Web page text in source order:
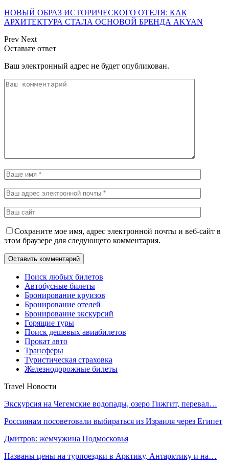
НОВЫЙ ОБРАЗ ИСТОРИЧЕСКОГО ОТЕЛЯ: КАК
АРХИТЕКТУРА СТАЛА ОСНОВОЙ БРЕНДА AKYAN
Prev Next
Оставьте ответ
Ваш электронный адрес не будет опубликован.
Сохраните мое имя, адрес электронной почты и веб-сайт в
этом браузере для следующего комментария.
Поиск любых билетов
Автобусные билеты
Бронирование круизов
Бронирование отелей
Бронирование экскурсий
Горящие туры
Поиск дешевых авиабилетов
Прокат авто
Трансферы
Туристическая страховка
Железнодорожные билеты
Travel Новости
Экскурсия на Чегемские водопады, озеро Гижгит, перевал…
Россиянам посоветовали выбираться из Израиля через Египет
Дмитров: жемчужина Подмосковья
Названы цены на турпоездки в Арктику, Антарктику и на…